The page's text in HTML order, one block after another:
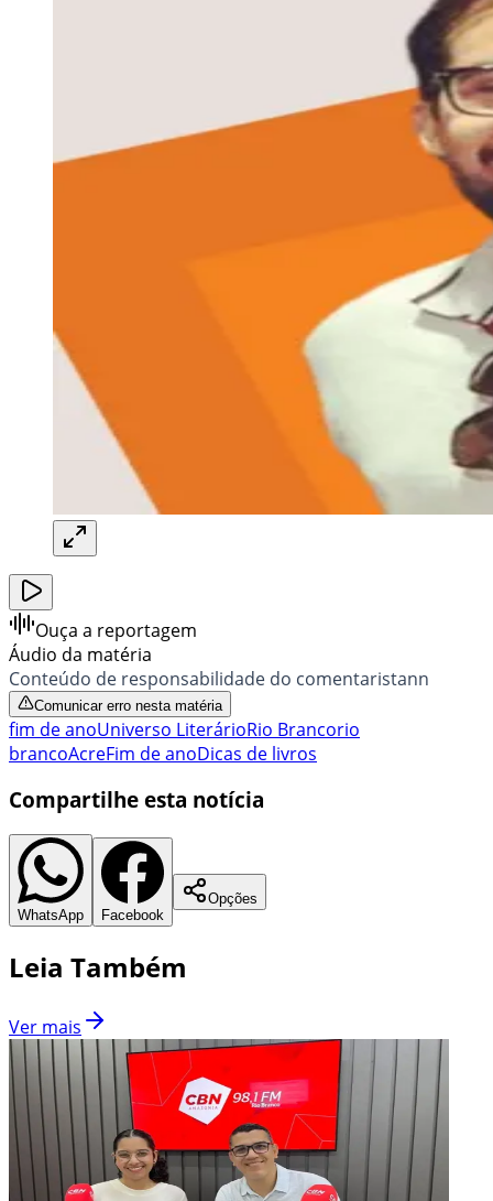
Ouça a reportagem
Áudio da matéria
Conteúdo de responsabilidade do comentaristann
Comunicar erro nesta matéria
fim de anoUniverso LiterárioRio Brancorio
brancoAcreFim de anoDicas de livros
Compartilhe esta notícia
WhatsApp Facebook
Opções
Leia Também
Ver mais